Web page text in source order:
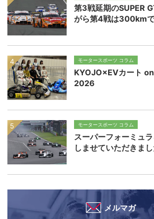
第3戦延期のSUPER
がら第4戦は300km
モータースポーツ コラム
KYOJO×EVカート
2026
モータースポーツ コラム
スーパーフォーミュ
しませていただきま
メルマガ